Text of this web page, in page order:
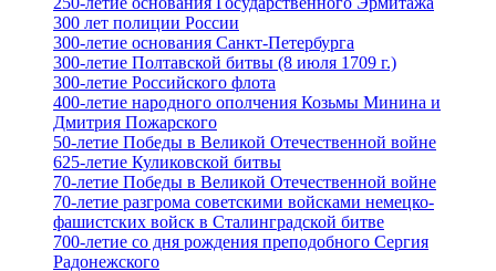
300 лет полиции России
300-летие основания Санкт-Петербурга
300-летие Полтавской битвы (8 июля 1709 г.)
300-летие Российского флота
400-летие народного ополчения Козьмы Минина и
Дмитрия Пожарского
50-летие Победы в Великой Отечественной войне
625-летие Куликовской битвы
70-летие Победы в Великой Отечественной войне
70-летие разгрома советскими войсками немецко-
фашистских войск в Сталинградской битве
700-летие со дня рождения преподобного Сергия
Радонежского